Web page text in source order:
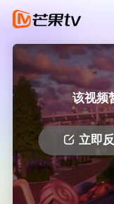
该视频
立即